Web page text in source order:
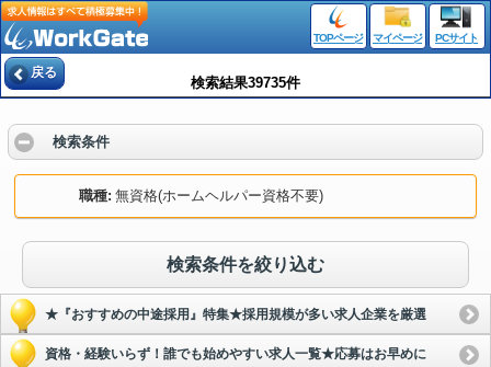
TOPページ マイページ PCサイト
戻る
検索結果39735件
検索条件
職種 無資格(ホームヘルパー資格不要)
検索条件を絞り込む
★『おすすめの中途採用』特集★採用規模が多い求人企業を厳選
資格・経験いらず！誰でも始めやすい求人一覧★応募はお早めに